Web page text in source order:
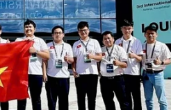
động Việt
thông Nhật